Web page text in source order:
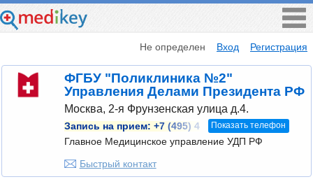
Не определен Вход Регистрация
ФГБУ "Поликлиника №2"
Управления Делами Президента РФ
Москва, 2-я Фрунзенская улица д.4.
Запись на прием: +7 (495) 4 Показать телефон
Главное Медицинское управление УДП РФ
Быстрый контакт